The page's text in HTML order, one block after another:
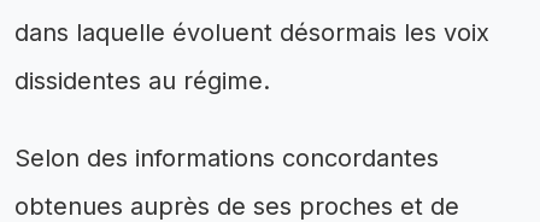
dans laquelle évoluent désormais les voix
dissidentes au régime.
Selon des informations concordantes
obtenues auprès de ses proches et de